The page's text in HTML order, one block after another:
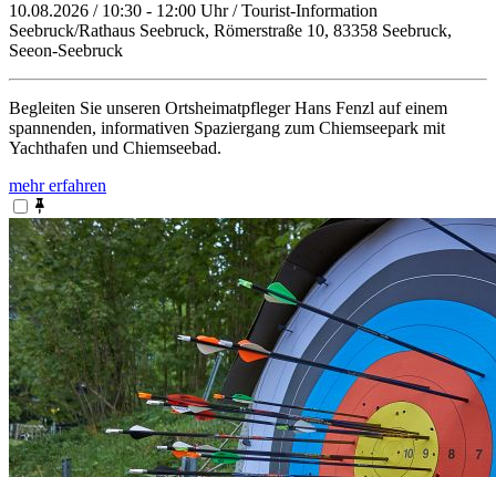
10.08.2026 / 10:30 - 12:00 Uhr / Tourist-Information
Seebruck/Rathaus Seebruck, Römerstraße 10, 83358 Seebruck,
Seeon-Seebruck
Begleiten Sie unseren Ortsheimatpfleger Hans Fenzl auf einem
spannenden, informativen Spaziergang zum Chiemseepark mit
Yachthafen und Chiemseebad.
mehr erfahren